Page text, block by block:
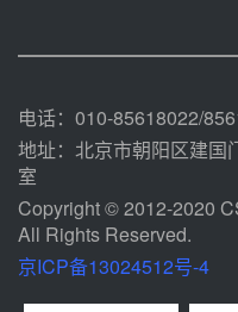
电话：010-85618022/
地址：北京市朝阳区建国
室
Copyright © 2012-2020
All Rights Reserved.
京ICP备13024512号-4